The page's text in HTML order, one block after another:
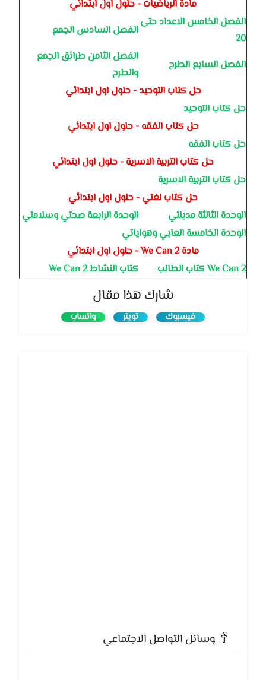
مادة الرياضيات - حلول اول ابتدائي
الفصل الخامس الاعداد حتى
20
الفصل السادس الجمع
الفصل السابع الطرح
الفصل الثامن طرائق الجمع
والطرح
حل كتاب التوحيد - حلول اول ابتدائي
حل كتاب التوحيد
حل كتاب الفقه - حلول اول ابتدائي
حل كتاب الفقه
حل كتاب التربية الاسرية - حلول اول ابتدائي
حل كتاب التربية الاسرية
حل كتاب لغتي - حلول اول ابتدائي
الوحدة الثالثة مدينتي
الوحدة الرابعة صحتي وسلامتي
الوحدة الخامسة العابي وهواياتي
مادة We Can 2 - حلول اول ابتدائي
We Can 2 كتاب الطالب
كتاب النشاط We Can 2
شارك هذا مقال
فيسبوك تويتر واتساب
وسائل التواصل الاجتماعي